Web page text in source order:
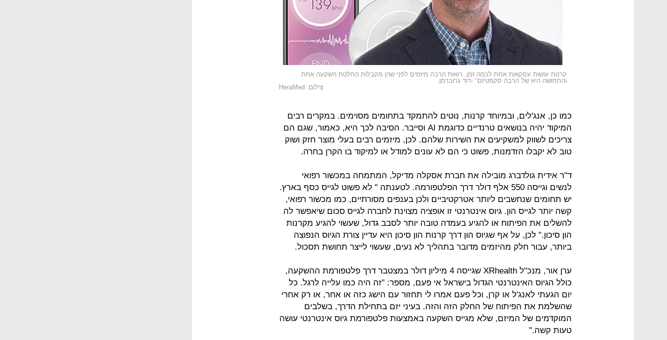
קרנות עושות עסקאות אחת לכמה זמן, רואות הרבה מיזמים לפני שהן מקבלות החלטת השקעה אחת
והתחושה היא של הרבה סקפטיזם" -דוד גרוברמן.
צילום: HeraMed
כמו כן, אנג'לים, ובמיוחד קרנות, נוטים להתמקד בתחומים מסוימים. במקרים רבים
המיקוד יהיה בנושאים טרנדיים כדוגמת AI וסייבר. הסיבה לכך היא, כאמור, שגם הם
צריכים לשווק למשקיעים את השירות שלהם. לכן, מיזמים רבים בעלי מוצר חזק ושוק
טוב לא יקבלו הזדמנות, פשוט כי הם לא עונים למודל או למיקוד בו הקרן בחרה.
ד"ר אידית גולדברג מובילה את חברת אסקלה מדיקל, המתמחה במכשור רפואי
לנשים וגייסה 550 אלף דולר דרך הפלטפורמה. לטענתה " לא פשוט לגייס כסף בארץ.
יש תחומים שנחשבים ליותר אטרקטיביים ולכן בענפים מסורתיים, כמו מכשור רפואי,
קשה יותר לגייס הון. גיוס אינטרנטי זו אופציה מצוינת לחברה לגייס סכום שיאפשר לה
להשלים את הפיתוח או להגיע בעמדה טובה יותר לסבב גדול, שעשוי להגיע מקרנות
הון סיכון." לכן, על אף שגיוס הון דרך קרנות הון סיכון היא עדיין צורת הגיוס הנפוצה
ביותר, עבור חלק מהיזמים מדובר בתהליך לא נעים, שעשוי לייצר תחושת תסכול.
ערן אור, מנכ"ל XRhealth שגייסה 4 מיליון דולר במצטבר דרך פלטפורמת ההשקעה,
כולל הגיוס האינטרנטי הגדול בישראל אי פעם, מספר: "זה היה כמו עלייה לרגל. כל
יום הגעתי לאנג'ל או קרן, וכל פעם אמרו לי תחזור עם הישג כזה או אחר, או רק אחרי
שהשלמת את הפיתוח של החלק הזה והזה. בעיני יזם בתחילת הדרך, בשלבים
המוקדמים של המיזם, שלא מגייס השקעה באמצעות פלטפורמת גיוס אינטרנטי עושה
טעות קשה."